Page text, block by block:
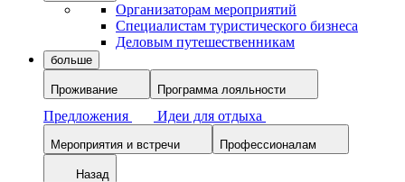
Организаторам мероприятий
Специалистам туристического бизнеса
Деловым путешественникам
больше
Проживание Программа лояльности
Предложения Идеи для отдыха
Мероприятия и встречи Профессионалам
Назад